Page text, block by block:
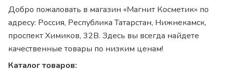
Добро пожаловать в магазин «Магнит Косметик» по
адресу: Россия, Республика Татарстан, Нижнекамск,
проспект Химиков, 32В. Здесь вы всегда найдете
качественные товары по низким ценам!
Каталог товаров: